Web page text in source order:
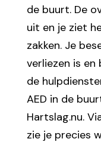
de buurt. De
uit en je ziet
zakken. Je
verliezen is en
de
AED in de
Hartslag.nu.
zie je precies